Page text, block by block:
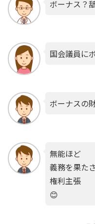
ボーナス？
国会議員に
ボーナスの
無能ほど
義務を果た
権利主張
😊